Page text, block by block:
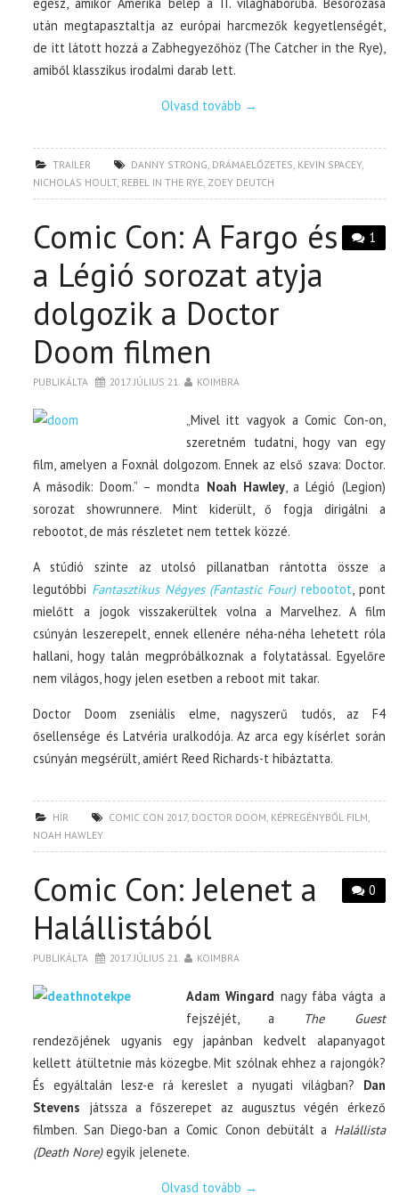
után megtapasztaltja az európai harcmezők kegyetlenségét,
de itt látott hozzá a Zabhegyezőhöz (The Catcher in the Rye),
amiből klasszikus irodalmi darab lett.
Olvasd tovább →
TRAILER DANNY STRONG DRÁMAELŐZETES KEVIN SPACEY,
NICHOLAS HOULT, REBEL IN THE RYE ZOEY DEUTCH
1
Comic Con: A Fargo és
a Légió sorozat atyja
dolgozik a Doctor
Doom filmen
PUBLIKÁLTA 2017. JÚLIUS 21. KOIMBRA
„Mivel itt vagyok a Comic Con-on,
szeretném tudatni, hogy van egy
film, amelyen a Foxnál dolgozom. Ennek az első szava: Doctor.
A második: Doom.” – mondta Noah Hawley, a Légió (Legion)
sorozat showrunnere. Mint kiderült, ő fogja dirigálni a
rebootot, de más részletet nem tettek közzé.
A stúdió szinte az utolsó pillanatban rántotta össze a
legutóbbi Fantasztikus Négyes (Fantastic Four)rebootot , pont
mielőtt a jogok visszakerültek volna a Marvelhez. A film
csúnyán leszerepelt, ennek ellenére néha-néha lehetett róla
hallani, hogy talán megpróbálkoznak a folytatással. Egyelőre
nem világos, hogy jelen esetben a reboot mit takar.
Doctor Doom zseniális elme, nagyszerű tudós, az F4
ősellensége és Latvéria uralkodója. Az arca egy kísérlet során
csúnyán megsérült, amiért Reed Richards-t hibáztatta.
HÍR COMIC CON 2017, DOCTOR DOOM KÉPREGÉNYBŐL FILM
NOAH HAWLEY
0
Comic Con: Jelenet a
Halállistából
PUBLIKÁLTA 2017. JÚLIUS 21. KOIMBRA
Adam Wingard nagy fába vágta a
fejszéjét, a The Guest
rendezőjének ugyanis egy japánban kedvelt alapanyagot
kellett átültetnie más közegbe. Mit szólnak ehhez a rajongók?
És egyáltalán lesz-e rá kereslet a nyugati világban? Dan
Stevens játssza a főszerepet az augusztus végén érkező
filmben. San Diego-ban a Comic Conon debütált a Halállista
(Death Nore)egyik jelenete.
Olvasd tovább →